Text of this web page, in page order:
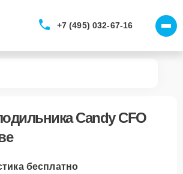
+7 (495) 032-67-16
Candy CFO
бесплатно